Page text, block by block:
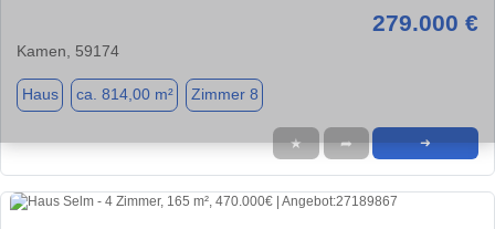
279.000 €
Kamen, 59174
Haus ca. 814,00 m² Zimmer 8
★ ➦ ➜